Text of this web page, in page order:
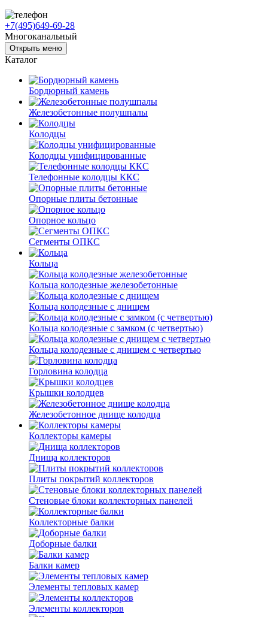
+7(495)649-69-28
Многоканальный
Открыть меню
Каталог
Бордюрный камень
Железобетонные полушпалы
Колодцы
Колодцы унифицированные
Телефонные колодцы ККС
Опорные плиты бетонные
Опорное кольцо
Сегменты ОПКС
Кольца
Кольца колодезные железобетонные
Кольца колодезные с днищем
Кольца колодезные с замком (с четвертью)
Кольца колодезные с днищем с четвертью
Горловина колодца
Крышки колодцев
Железобетонное днище колодца
Коллекторы камеры
Днища коллекторов
Плиты покрытий коллекторов
Стеновые блоки коллекторных панелей
Коллекторные балки
Доборные балки
Балки камер
Элементы тепловых камер
Элементы коллекторов